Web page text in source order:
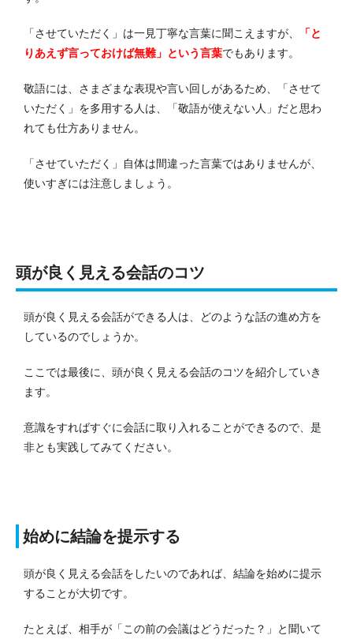
「させていただく」は一見丁寧な言葉に聞こえますが、
「と
りあえず言っておけば無難」という言葉でもあります。
敬語には、さまざまな表現や言い回しがあるため、「させて
いただく」を多用する人は、「敬語が使えない人」だと思わ
れても仕方ありません。
「させていただく」自体は間違った言葉ではありませんが、
使いすぎには注意しましょう。
頭が良く見える会話のコツ
頭が良く見える会話ができる人は、どのような話の進め方を
しているのでしょうか。
ここでは最後に、頭が良く見える会話のコツを紹介していき
ます。
意識をすればすぐに会話に取り入れることができるので、是
非とも実践してみてください。
始めに結論を提示する
頭が良く見える会話をしたいのであれば、結論を始めに提示
することが大切です。
たとえば、相手が「この前の会議はどうだった？」と聞いて